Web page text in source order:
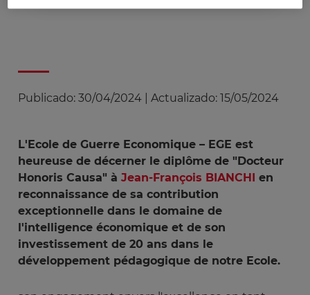
Publicado: 30/04/2024 Actualizado: 15/05/2024
L'Ecole de Guerre Economique – EGE est
heureuse de décerner le diplôme de "Docteur
Honoris Causa" à Jean-François BIANCHI en
reconnaissance de sa contribution
exceptionnelle dans le domaine de
l'intelligence économique et de son
investissement de 20 ans dans le
développement pédagogique de notre Ecole.